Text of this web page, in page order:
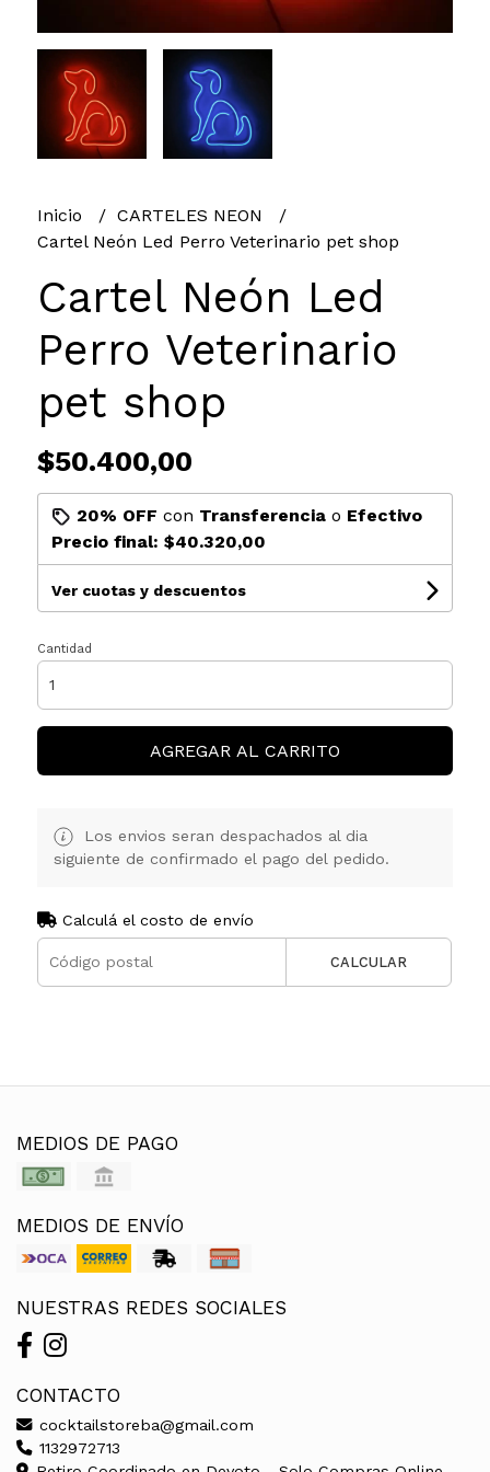
Inicio
CARTELES NEON
Cartel Neón Led Perro Veterinario pet shop
Cartel Neón Led
Perro Veterinario
pet shop
$50.400,00
20% OFF con Transferenciao Efectivo
Precio final: $40.320,00
Ver cuotas y descuentos
Cantidad
AGREGAR AL CARRITO
Los envios seran despachados al dia
siguiente de confirmado el pago del pedido.
Calculá el costo de envío
CALCULAR
MEDIOS DE PAGO
MEDIOS DE ENVÍO
NUESTRAS REDES SOCIALES
CONTACTO
cocktailstoreba@gmail.com
1132972713